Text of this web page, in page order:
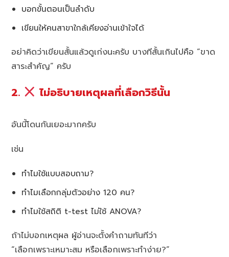
บอกขั้นตอนเป็นลำดับ
เขียนให้คนสาขาใกล้เคียงอ่านเข้าใจได้
อย่าคิดว่าเขียนสั้นแล้วดูเก่งนะครับ บางทีสั้นเกินไปคือ “ขาด
สาระสำคัญ” ครับ
2. ไม่อธิบายเหตุผลที่เลือกวิธีนั้น
อันนี้โดนกันเยอะมากครับ
เช่น
ทำไมใช้แบบสอบถาม?
ทำไมเลือกกลุ่มตัวอย่าง 120 คน?
ทำไมใช้สถิติ t-test ไม่ใช้ ANOVA?
ถ้าไม่บอกเหตุผล ผู้อ่านจะตั้งคำถามทันทีว่า
“เลือกเพราะเหมาะสม หรือเลือกเพราะทำง่าย?”